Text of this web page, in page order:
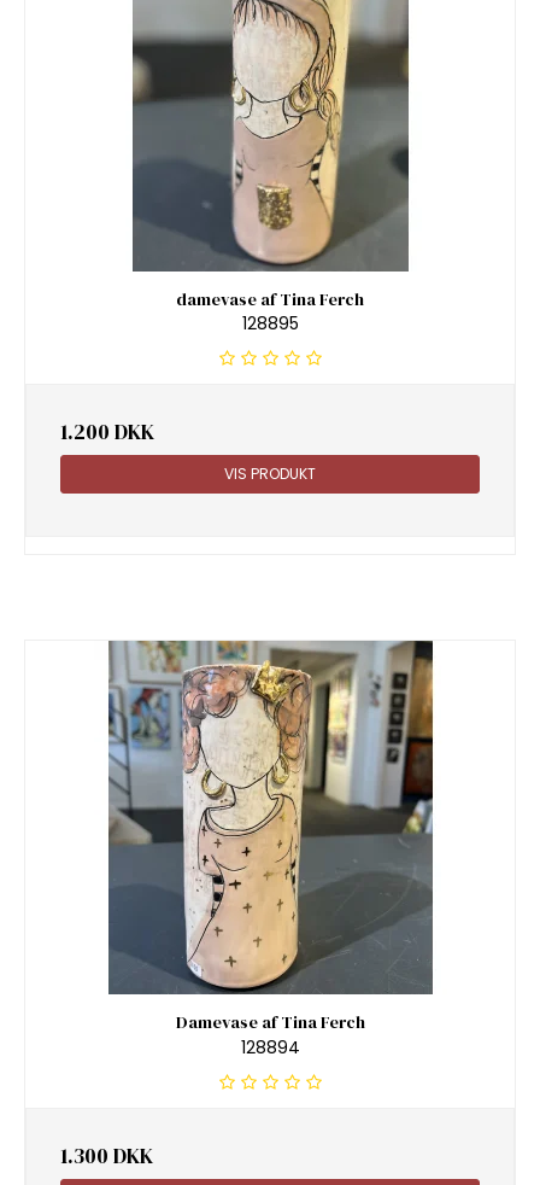
damevase af Tina Ferch
128895
1.200 DKK
VIS PRODUKT
Damevase af Tina Ferch
128894
1.300 DKK